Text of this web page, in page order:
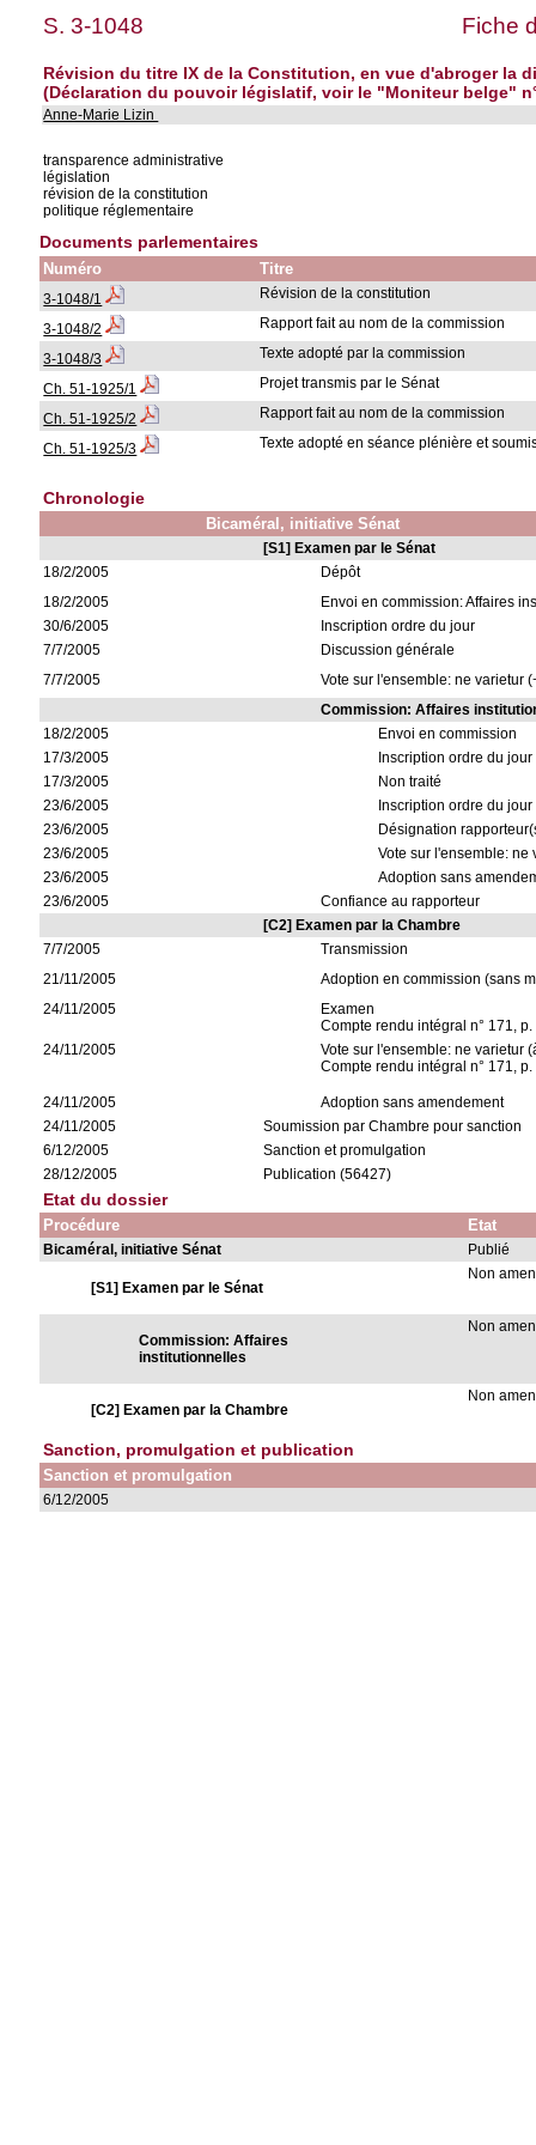
S. 3-1048 Fiche
Révision du titre IX de la Constitution, en vue d'abroger la
(Déclaration du pouvoir législatif, voir le "Moniteur belge"
Anne-Marie Lizin
transparence administrative
législation
révision de la constitution
politique réglementaire
Documents parlementaires
Numéro Titre
3-1048/1 Révision de la constitution
3-1048/2 Rapport fait au nom de la commission
3-1048/3 Texte adopté par la commission
Ch. 51-1925/1 Projet transmis par le Sénat
Ch. 51-1925/2 Rapport fait au nom de la commission
Ch. 51-1925/3 Texte adopté en séance plénière et
Chronologie
Bicaméral, initiative Sénat
[S1] Examen par le Sénat
18/2/2005
Dépôt
18/2/2005
Envoi en commission: Affaires
30/6/2005
Inscription ordre du jour
7/7/2005
Discussion générale
7/7/2005
Vote sur l'ensemble: ne varietur
Commission: Affaires
18/2/2005
Envoi en commission
17/3/2005
Inscription ordre du jour
17/3/2005
Non traité
23/6/2005
Inscription ordre du jour
23/6/2005
Désignation
23/6/2005
Vote sur l'ensemble: ne
23/6/2005
Adoption sans
23/6/2005
Confiance au rapporteur
[C2] Examen par la Chambre
7/7/2005
Transmission
21/11/2005
Adoption en commission (sans
24/11/2005
Examen
Compte rendu intégral n° 171, p.
24/11/2005
Vote sur l'ensemble: ne varietur
Compte rendu intégral n° 171, p.
24/11/2005
Adoption sans amendement
24/11/2005
Soumission par Chambre pour sanction
6/12/2005
Sanction et promulgation
28/12/2005
Publication (56427)
Etat du dossier
Procédure Etat
Bicaméral, initiative Sénat Publié
[S1] Examen par le Sénat
Non
Commission: Affaires
institutionnelles
Non
[C2] Examen par la Chambre
Non
Sanction, promulgation et publication
Sanction et promulgation
6/12/2005